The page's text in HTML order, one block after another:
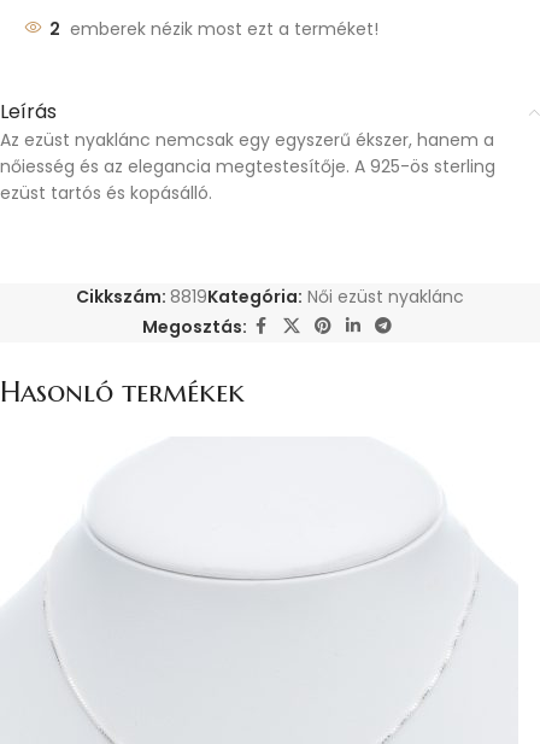
2 emberek nézik most ezt a terméket!
Leírás
Az ezüst nyaklánc nemcsak egy egyszerű ékszer, hanem a
nőiesség és az elegancia megtestesítője. A 925-ös sterling
ezüst tartós és kopásálló.
Cikkszám: 8819Kategória: Női ezüst nyaklánc
Megosztás:
Hasonló termékek